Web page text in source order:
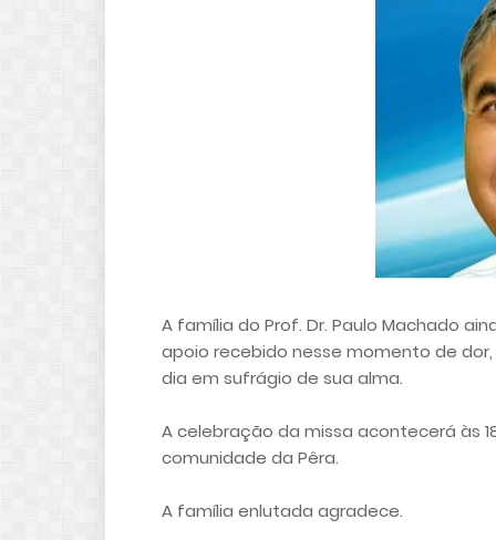
A família do Prof. Dr. Paulo Machado
apoio recebido nesse momento de
dia em sufrágio de sua alma.
A celebração da missa acontecerá às
comunidade da Pêra.
A família enlutada agradece.